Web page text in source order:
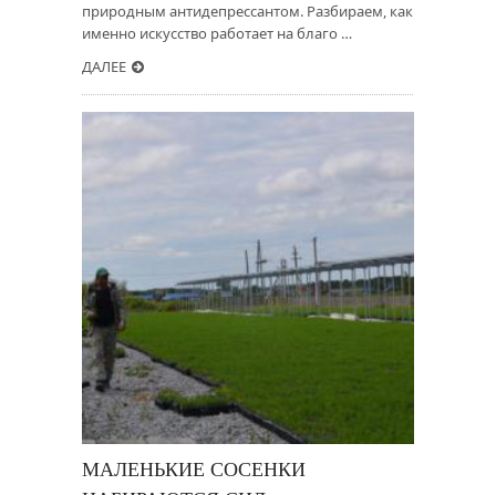
природным антидепрессантом. Разбираем, как
именно искусство работает на благо …
ДАЛЕЕ
МАЛЕНЬКИЕ СОСЕНКИ